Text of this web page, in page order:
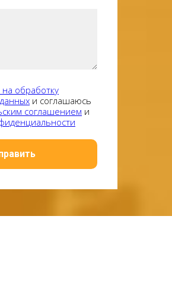
на обработку
и соглашаюсь
соглашением и